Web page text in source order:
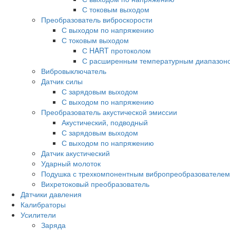
С токовым выходом
Преобразователь виброскорости
С выходом по напряжению
С токовым выходом
С HART протоколом
С расширенным температурным
Вибровыключатель
Датчик силы
С зарядовым выходом
С выходом по напряжению
Преобразователь акустической эмиссии
Акустический, подводный
С зарядовым выходом
С выходом по напряжению
Датчик акустический
Ударный молоток
Подушка с трехкомпонентным вибропреобразователем
Вихретоковый преобразователь
Дaтчики давления
Калибраторы
Усилители
Заряда